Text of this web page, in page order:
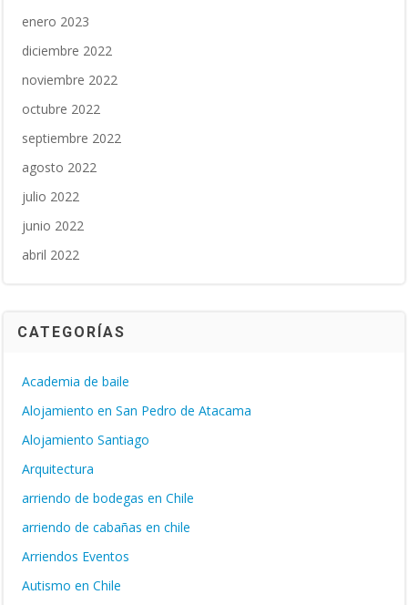
enero 2023
diciembre 2022
noviembre 2022
octubre 2022
septiembre 2022
agosto 2022
julio 2022
junio 2022
abril 2022
CATEGORÍAS
Academia de baile
Alojamiento en San Pedro de Atacama
Alojamiento Santiago
Arquitectura
arriendo de bodegas en Chile
arriendo de cabañas en chile
Arriendos Eventos
Autismo en Chile